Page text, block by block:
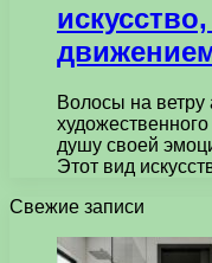
Волосы на ветру
душу своей
Этот вид
Свежие записи